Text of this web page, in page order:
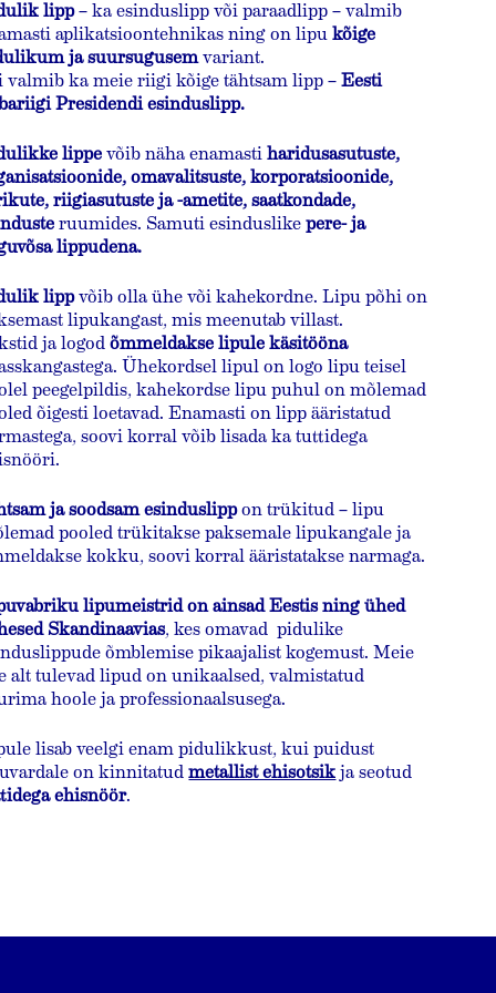
Ettevõte
lipp– ka esinduslipp või paraadlipp – valmib
aplikatsioontehnikas ning on lipukõige
ja suursugusemvariant.
valmib ka meie riigi kõige tähtsam lipp –Eesti
Presidendi esinduslipp.
lippevõib näha enamastiharidusasutuste,
omavalitsuste, korporatsioonide,
riigiasutuste ja -ametite, saatkondade,
ruumides. Samuti esinduslikepere- ja
lippudena.
lippvõib olla ühe või kahekordne. Lipu põhi on
lipukangast, mis meenutab villast.
ja logodõmmeldakse lipule käsitööna
Ühekordsel lipul on logo lipu teisel
peegelpildis, kahekordse lipu puhul on mõlemad
õigesti loetavad. Enamasti on lipp ääristatud
soovi korral võib lisada ka tuttidega
ja soodsam esinduslippon trükitud – lipu
pooled trükitakse paksemale lipukangale ja
kokku, soovi korral ääristatakse narmaga.
lipumeistrid on ainsad Eestis ning ühed
Skandinaavias, kes omavad pidulike
õmblemise pikaajalist kogemust. Meie
alt tulevad lipud on unikaalsed, valmistatud
hoole ja professionaalsusega.
lisab veelgi enam pidulikkust, kui puidust
on kinnitatudmetallist ehisotsik ja seotud
ehisnöör.